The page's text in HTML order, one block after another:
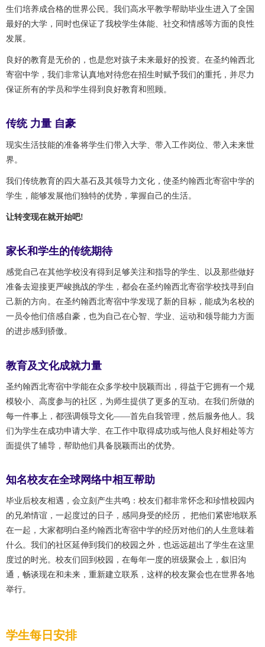
生们培养成合格的世界公民。我们高水平教学帮助毕业生进入了全国
最好的大学，同时也保证了我校学生体能、社交和情感等方面的良性
发展。
良好的教育是无价的，也是您对孩子未来最好的投资。在圣约翰西北
寄宿中学，我们非常认真地对待您在招生时赋予我们的重托，并尽力
保证所有的学员和学生得到良好教育和照顾。
传统 力量 自豪
现实生活技能的准备将学生们带入大学、带入工作岗位、带入未来世
界。
我们传统教育的四大基石及其领导力文化，使圣约翰西北寄宿中学的
学生，能够发展他们独特的优势，掌握自己的生活。
让转变现在就开始吧!
家长和学生的传统期待
感觉自己在其他学校没有得到足够关注和指导的学生、以及那些做好
准备去迎接更严峻挑战的学生，都会在圣约翰西北寄宿学校找寻到自
己新的方向。在圣约翰西北寄宿中学发现了新的目标，能成为名校的
一员令他们倍感自豪，也为自己在心智、学业、运动和领导能力方面
的进步感到骄傲。
教育及文化成就力量
圣约翰西北寄宿中学能在众多学校中脱颖而出，得益于它拥有一个规
模较小、高度参与的社区，为师生提供了更多的互动。在我们所做的
每一件事上，都强调领导文化——首先自我管理，然后服务他人。我
们为学生在成功申请大学、在工作中取得成功或与他人良好相处等方
面提供了辅导，帮助他们具备脱颖而出的优势。
知名校友在全球网络中相互帮助
毕业后校友相遇，会立刻产生共鸣：校友们都非常怀念和珍惜校园内
的兄弟情谊，一起度过的日子，感同身受的经历， 把他们紧密地联系
在一起，大家都明白圣约翰西北寄宿中学的经历对他们的人生意味着
什么。我们的社区延伸到我们的校园之外，也远远超出了学生在这里
度过的时光。校友们回到校园，在每年一度的班级聚会上，叙旧沟
通，畅谈现在和未来，重新建立联系，这样的校友聚会也在世界各地
举行。
学生每日安排